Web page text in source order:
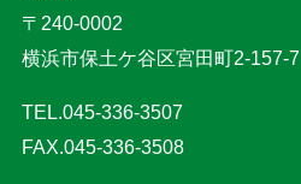
〒240-0002
横浜市保土ケ谷区宮田町2-157-7
TEL.045-336-3507
FAX.045-336-3508